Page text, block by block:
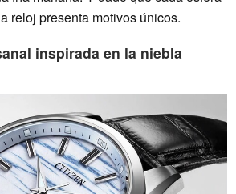
reloj presenta motivos únicos.
inspirada en la niebla